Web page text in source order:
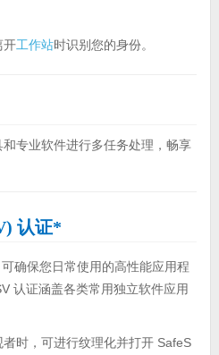
开工作站时识别您的身份。
专业软件进行多任务处理，畅享
认证*
可确保您日常使用的高性能应用程
认证涵盖各类常用独立软件应用
时，可进行纹理化并打开 SafeS